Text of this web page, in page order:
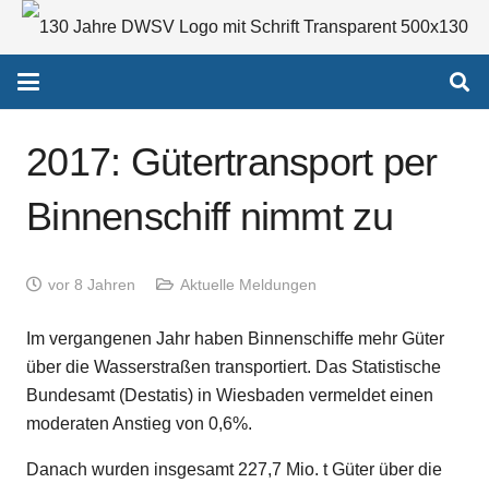
2017: Gütertransport per
Binnenschiff nimmt zu
vor 8 Jahren Aktuelle Meldungen
Im vergangenen Jahr haben Binnenschiffe mehr Güter
über die Wasserstraßen transportiert. Das Statistische
Bundesamt (Destatis) in Wiesbaden vermeldet einen
moderaten Anstieg von 0,6%.
Danach wurden insgesamt 227,7 Mio. t Güter über die